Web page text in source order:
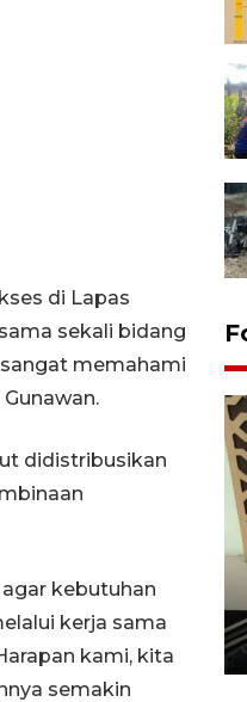
di Lapas
sekali bidang
memahami
didistribusikan
kebutuhan
kerja sama
kami, kita
semakin
batang
Dumai